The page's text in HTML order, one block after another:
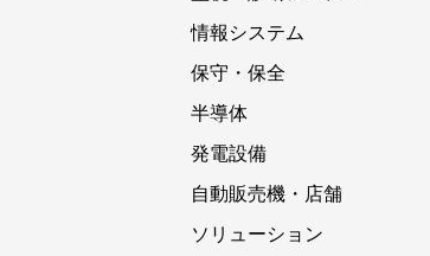
情報システム
保守・保全
半導体
発電設備
自動販売機・店舗
ソリューション